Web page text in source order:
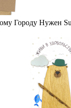
Городу Нужен